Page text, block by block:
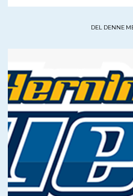
DEL DENNE